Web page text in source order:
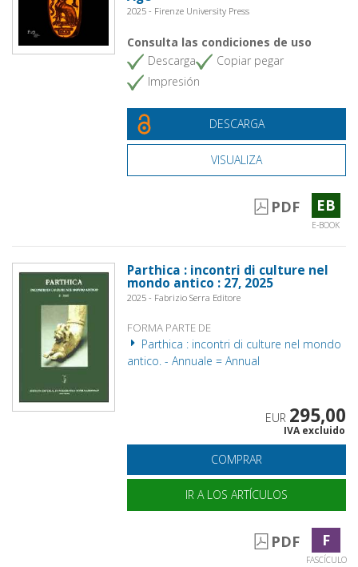
2025 - Firenze University Press
Consulta las condiciones de uso
Descarga
Copiar pegar
Impresión
DESCARGA
VISUALIZA
PDF EB
E-BOOK
Parthica : incontri di culture nel
mondo antico : 27, 2025
2025 - Fabrizio Serra Editore
FORMA PARTE DE
Parthica : incontri di culture nel mondo
antico. - Annuale = Annual
EUR 295,00
IVA excluido
COMPRAR
IR A LOS ARTÍCULOS
PDF F
FASCÍCULO